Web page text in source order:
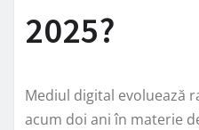
2025?
Mediul digital evoluează
acum doi ani în materie